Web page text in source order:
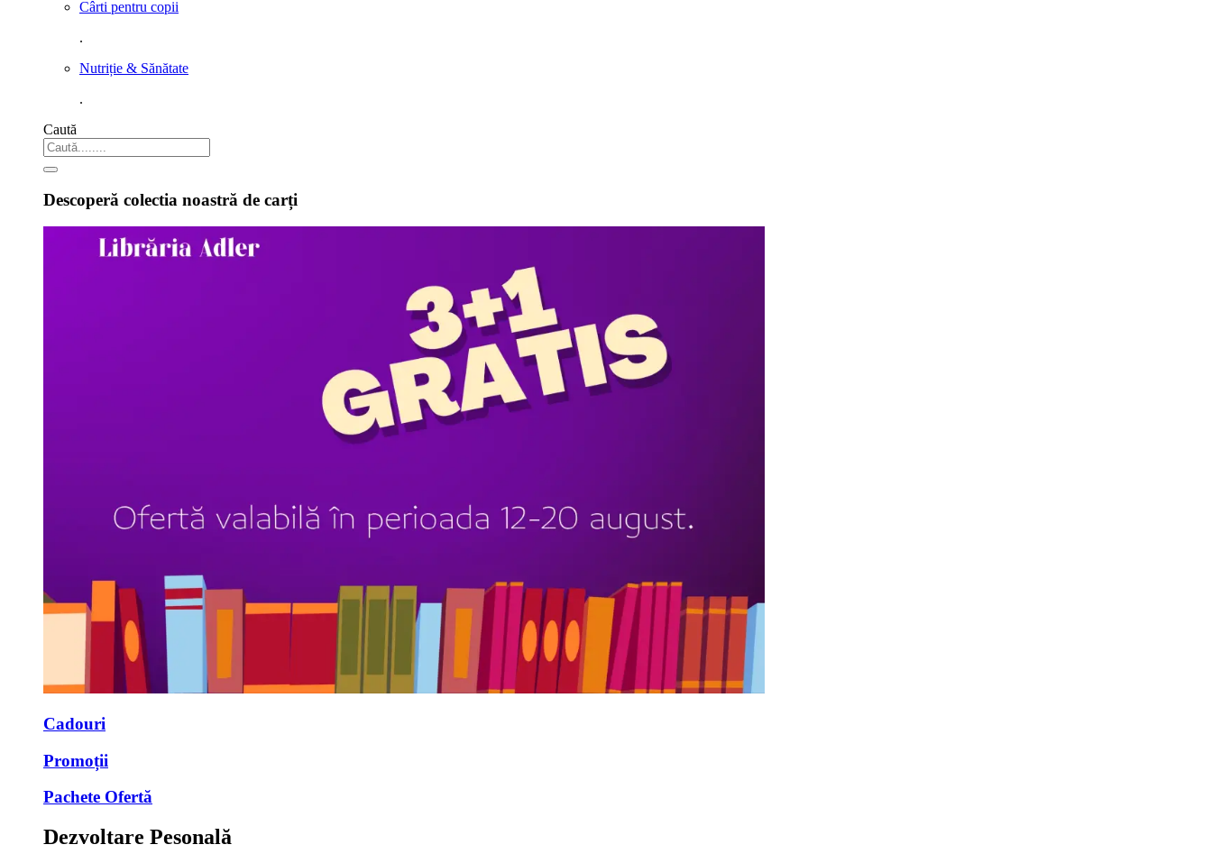
Cârti pentru copii
.
Nutriție & Sănătate
.
Caută
Descoperă colectia noastră de carți
Cadouri
Promoții
Pachete Ofertă
Dezvoltare Pesonală